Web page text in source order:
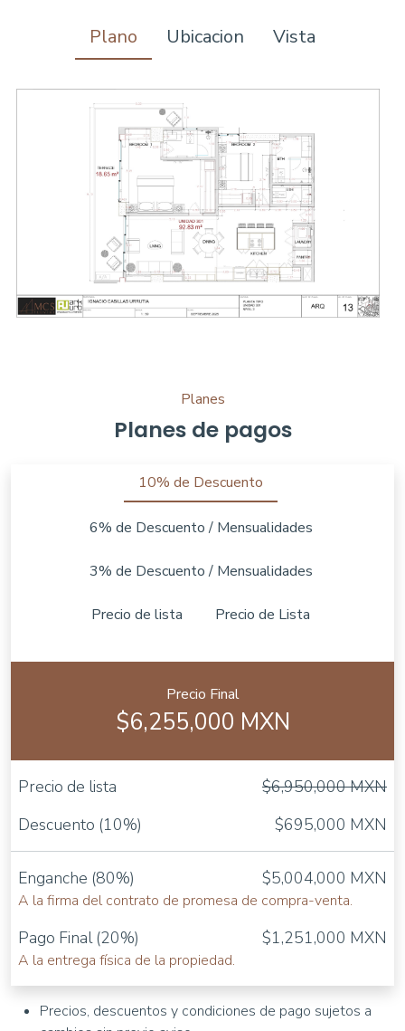
Plano Ubicacion Vista
Planes
Planes de pagos
10% de Descuento
6% de Descuento / Mensualidades
3% de Descuento / Mensualidades
Precio de lista Precio de Lista
Precio Final
$6,255,000 MXN
Precio de lista
$6,950,000 MXN
Descuento (10%)
$695,000 MXN
Enganche (80%) $5,004,000 MXN
A la firma del contrato de promesa de compra-venta.
Pago Final (20%) $1,251,000 MXN
A la entrega física de la propiedad.
Precios, descuentos y condiciones de pago sujetos a